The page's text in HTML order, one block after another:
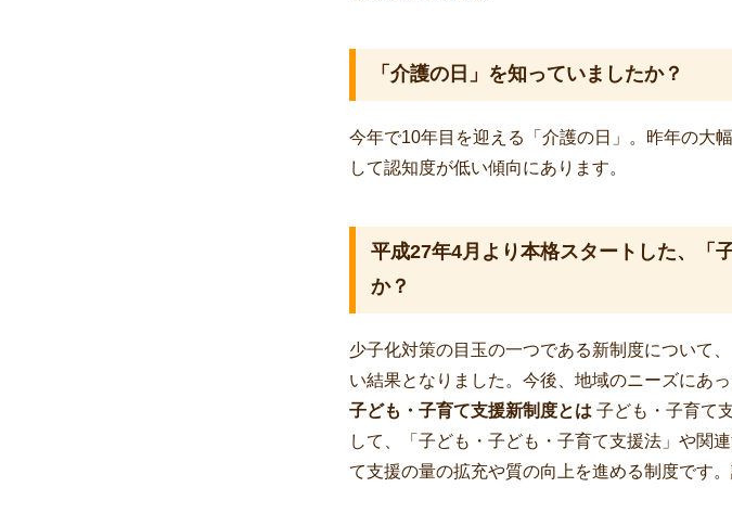
「介護の日」を知っていましたか？
今年で10年目を迎える「介護の日」。昨年の大
して認知度が低い傾向にあります。
平成27年4月より本格スタートした、「
か？
少子化対策の目玉の一つである新制度について
い結果となりました。今後、地域のニーズにあ
子ども・子育て支援新制度とは 子ども・子育て
して、「子ども・子ども・子育て支援法」や関
て支援の量の拡充や質の向上を進める制度です